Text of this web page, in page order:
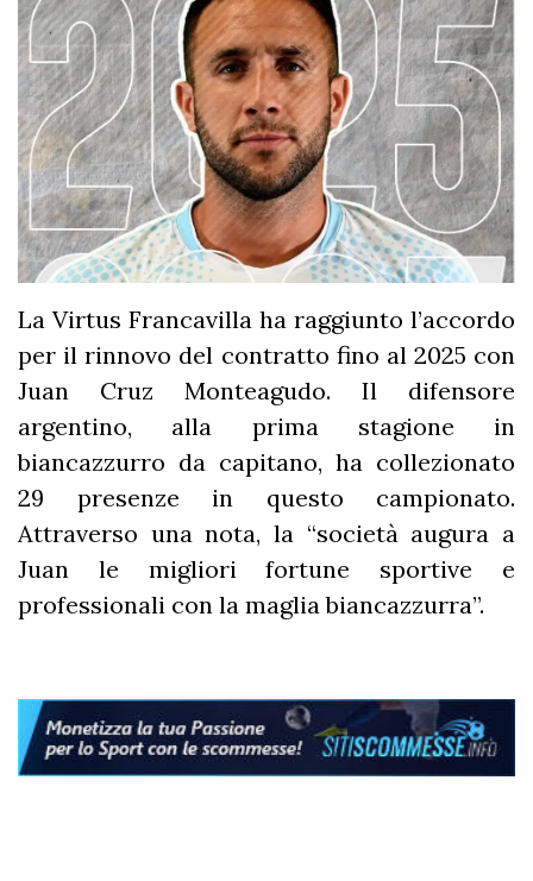
La Virtus Francavilla ha raggiunto l’accordo
per il rinnovo del contratto fino al 2025 con
Juan Cruz Monteagudo. Il difensore
argentino, alla prima stagione in
biancazzurro da capitano, ha collezionato
29 presenze in questo campionato.
Attraverso una nota, la “società augura a
Juan le migliori fortune sportive e
professionali con la maglia biancazzurra”.